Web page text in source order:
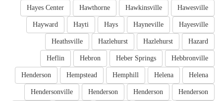
Hawesville
Hawkinsville
Hawthorne
Hayes Center
Hayesville
Hayneville
Hays
Hayti
Hayward
Hazard
Hazlehurst
Hazlehurst
Heathsville
Hebbronville
Heber Springs
Hebron
Heflin
Helena
Helena
Hemphill
Hempstead
Henderson
Henderson
Henderson
Henderson
Hendersonville